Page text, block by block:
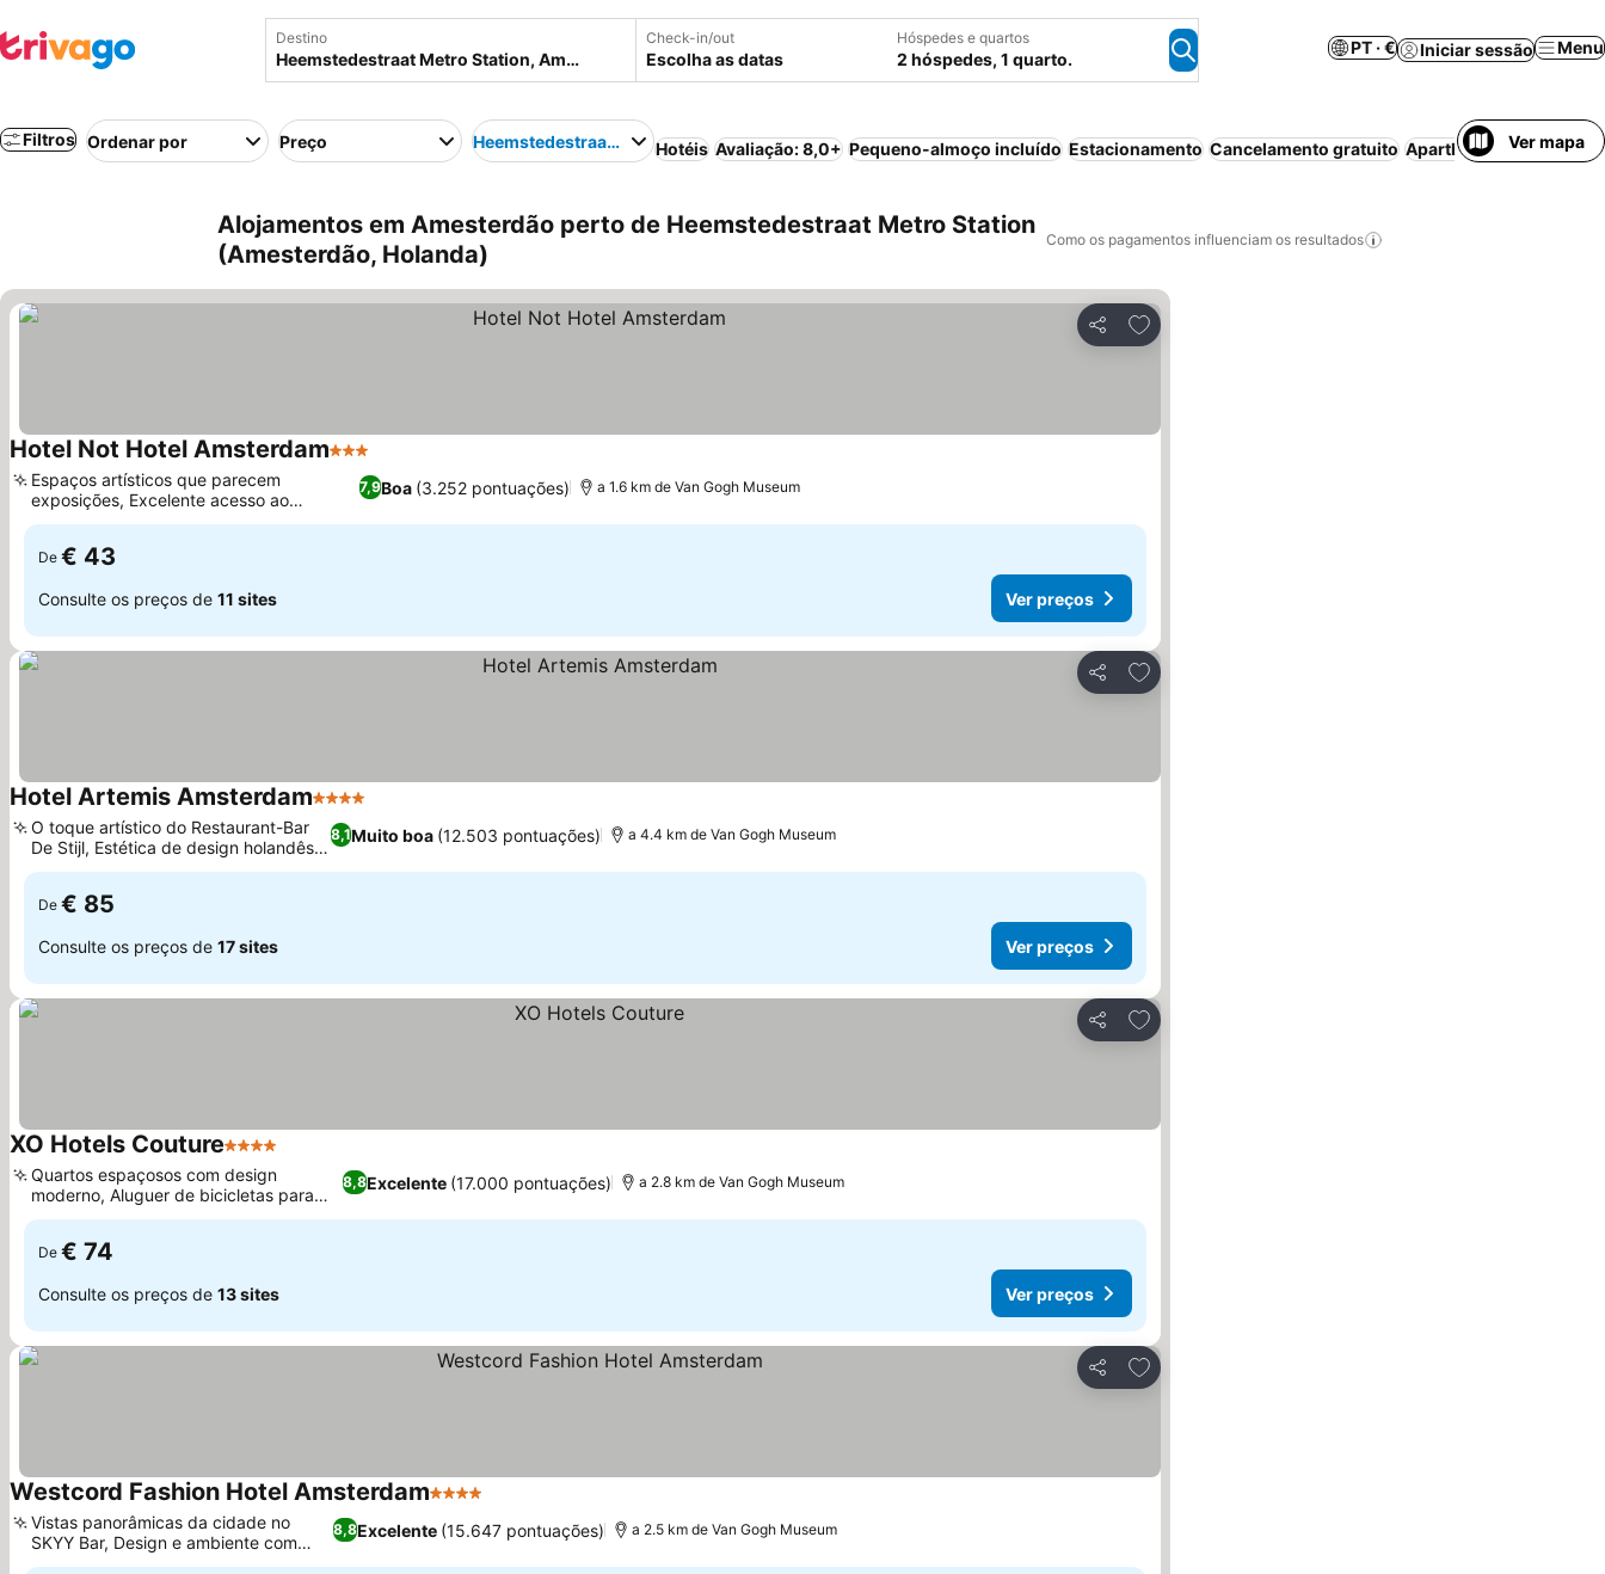
Destino Check-in/out
Escolha as datas
Hóspedes e quartos
2 hóspedes, 1 quarto.
PT · € Iniciar sessão Menu
Filtros Ordenar por Preço Heemstedestraat Metro Station
Hotéis Avaliação: 8,0+ Pequeno-almoço incluído Estacionamento Cancelamento gratuito Aparthotel Ar
Ver mapa
Alojamentos em Amesterdão perto de Heemstedestraat Metro Station
(Amesterdão, Holanda)
Como os pagamentos influenciam os resultados
Partilhar
Adicionar aos favoritos
Hotel Not Hotel Amsterdam3 Estrelas
7,9Boa (3.252 pontuações)
Espaços artísticos que parecem
exposições, Excelente acesso ao
transporte público
a 1.6 km de Van Gogh Museum
De € 43
Consulte os preços de 11 sites Ver preços
Partilhar
Adicionar aos favoritos
Hotel Artemis Amsterdam4 Estrelas
8,1Muito boa (12.503 pontuações)
O toque artístico do Restaurant-Bar
De Stijl, Estética de design holandês
moderno
a 4.4 km de Van Gogh Museum
De € 85
Consulte os preços de 17 sites Ver preços
Partilhar
Adicionar aos favoritos
XO Hotels Couture4 Estrelas
8,8Excelente (17.000 pontuações)
Quartos espaçosos com design
moderno, Aluguer de bicicletas para
explorar a cidade
a 2.8 km de Van Gogh Museum
De € 74
Consulte os preços de 13 sites Ver preços
Partilhar
Adicionar aos favoritos
Westcord Fashion Hotel Amsterdam4 Estrelas
8,8Excelente (15.647 pontuações)
Vistas panorâmicas da cidade no
SKYY Bar, Design e ambiente com
tema de moda
a 2.5 km de Van Gogh Museum